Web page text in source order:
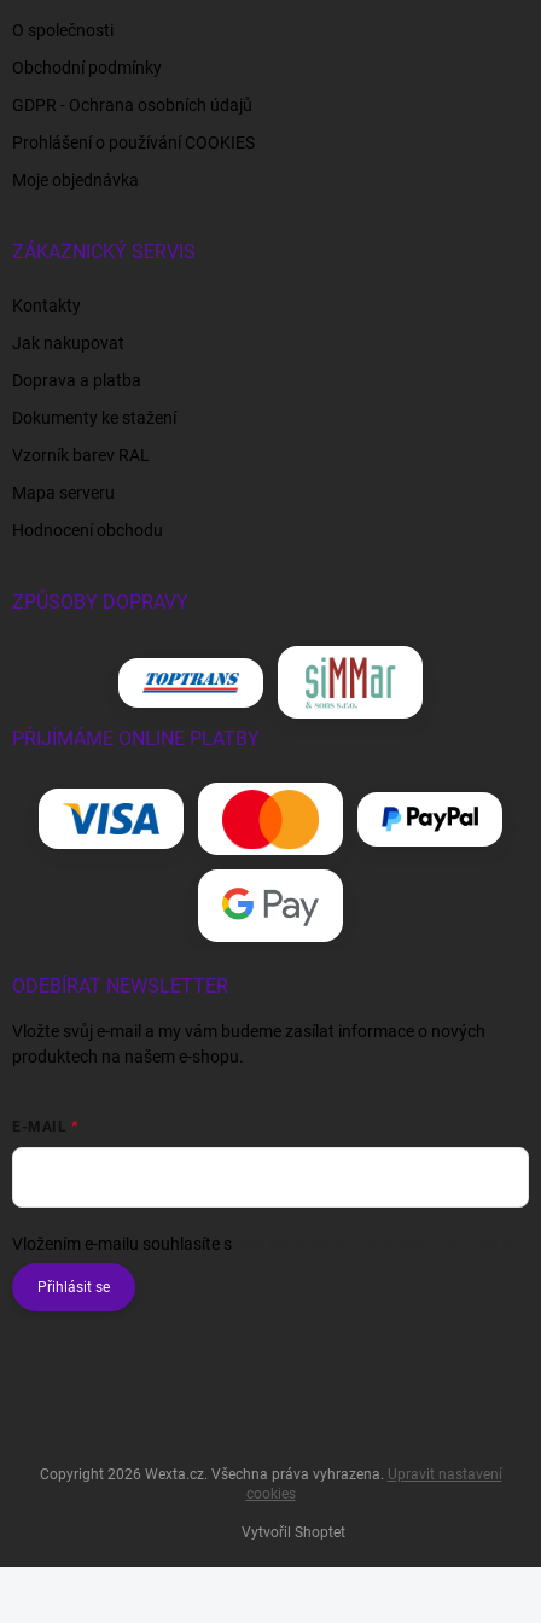
O společnosti
Obchodní podmínky
GDPR - Ochrana osobních údajů
Prohlášení o používání COOKIES
Moje objednávka
ZÁKAZNICKÝ SERVIS
Kontakty
Jak nakupovat
Doprava a platba
Dokumenty ke stažení
Vzorník barev RAL
Mapa serveru
Hodnocení obchodu
ZPŮSOBY DOPRAVY
PŘIJÍMÁME ONLINE PLATBY
ODEBÍRAT NEWSLETTER
Vložte svůj e-mail a my vám budeme zasílat informace o nových
produktech na našem e-shopu.
E-MAIL
Vložením e-mailu souhlasíte s
Přihlásit se
Vytvořil Shoptet
Copyright 2026 Wexta.cz. Všechna práva vyhrazena. Upravit nastavení
cookies